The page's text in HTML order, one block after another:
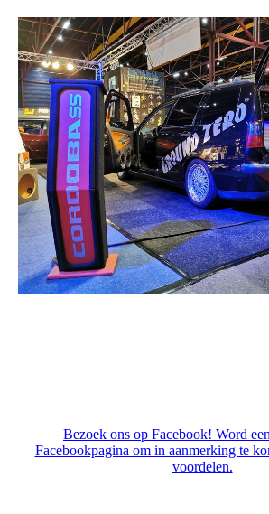
Bezoek ons op Facebook! Word
Facebookpagina om in aanmerking te
voordelen.